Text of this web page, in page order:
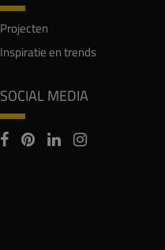
Projecten
Inspiratie en trends
SOCIAL MEDIA